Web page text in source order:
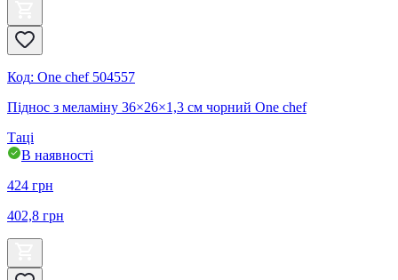
Код: One chef 504557
Піднос з меламіну 36×26×1,3 см чорний One chef
Таці
В наявності
424 грн
402,8 грн